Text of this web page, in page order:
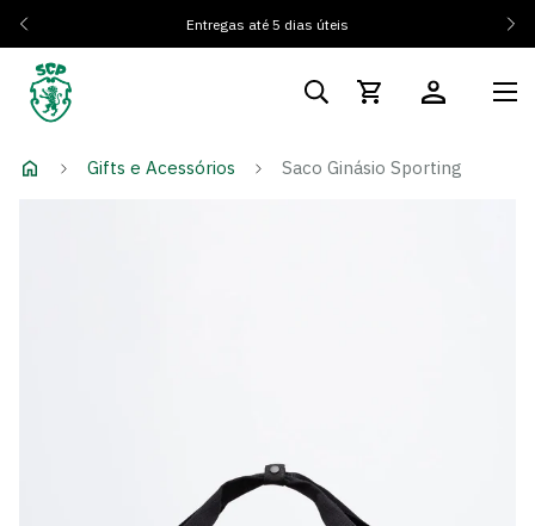
Entregas até 5 dias úteis
Gifts e Acessórios Saco Ginásio Sporting